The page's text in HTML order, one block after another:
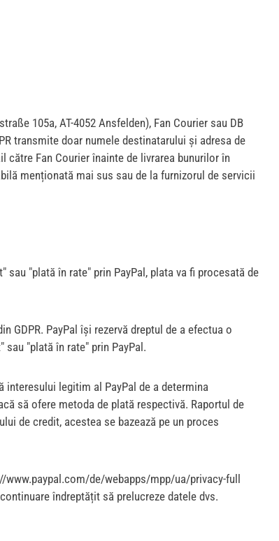
105a, AT-4052 Ansfelden), Fan Courier sau DB
transmite doar numele destinatarului și adresa de
către Fan Courier înainte de livrarea bunurilor în
menționată mai sus sau de la furnizorul de servicii
sau "plată în rate" prin PayPal, plata va fi procesată de
GDPR. PayPal își rezervă dreptul de a efectua o
"plată în rate" prin PayPal.
legitim al PayPal de a determina
să ofere metoda de plată respectivă. Raportul de
de credit, acestea se bazează pe un proces
de/webapps/mpp/ua/privacy-full
îndreptățit să prelucreze datele dvs.